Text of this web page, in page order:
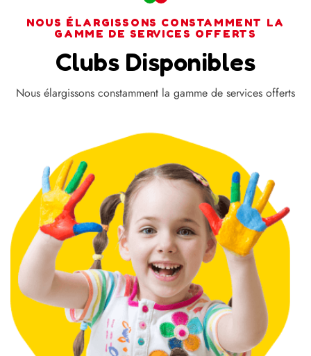
NOUS ÉLARGISSONS CONSTAMMENT LA
GAMME DE SERVICES OFFERTS
Clubs Disponibles
Nous élargissons constamment la gamme de services offerts